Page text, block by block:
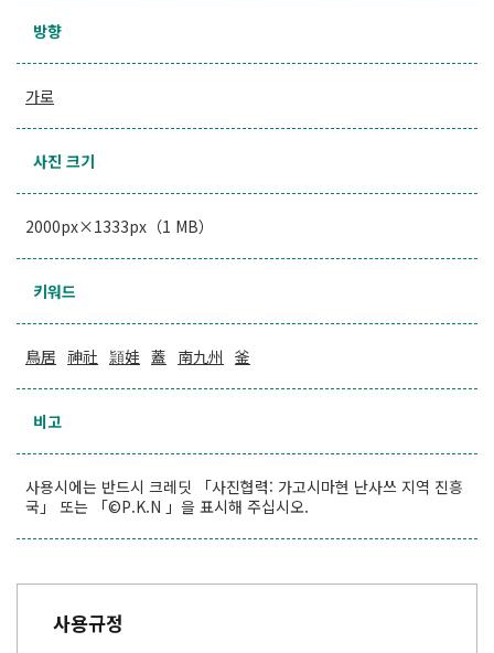
방향
가로
사진 크기
2000px×1333px（1 MB）
키워드
鳥居 神社 頴娃 蓋 南九州 釜
비고
사용시에는 반드시 크레딧 「사진협력: 가고시마현 난사쓰 지역 진흥
국」 또는 「©P.K.N 」을 표시해 주십시오.
사용규정